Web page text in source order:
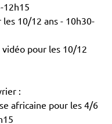
12h15
10/12 ans - 10h30-
pour les 10/12
:
africaine pour les 4/6